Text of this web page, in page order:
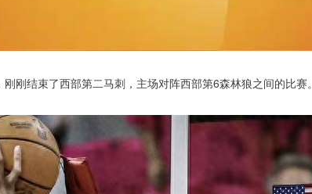
刚结束了西部第二马刺，主场对阵西部第6森林狼之间的比赛。